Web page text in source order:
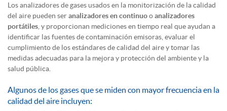
Los analizadores de gases usados en la monitorización de la calidad
del aire pueden seranalizadores en continuooanalizadores
portátiles , y proporcionan mediciones en tiempo real que ayudan a
identificar las fuentes de contaminación emisoras, evaluar el
cumplimiento de los estándares de calidad del aire y tomar las
medidas adecuadas para la mejora y protección del ambiente y la
salud pública.
Algunos de los gases que se miden con mayor frecuencia en la
calidad del aire incluyen: